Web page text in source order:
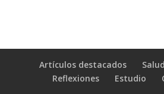
Artículos destacados Salud
Reflexiones
Estudio